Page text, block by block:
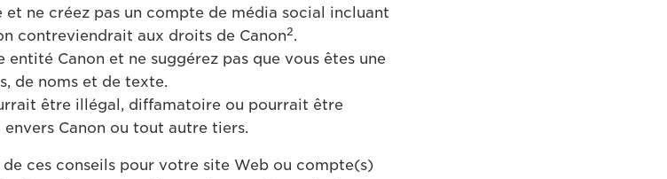
et ne créez pas un compte de média social incluant
contreviendrait aux droits de Canon2.
entité Canon et ne suggérez pas que vous êtes une
de noms et de texte.
être illégal, diffamatoire ou pourrait être
Canon ou tout autre tiers.
ces conseils pour votre site Web ou compte(s)